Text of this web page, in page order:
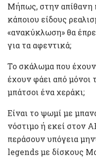
Μήπως, στην απίθανη
κάποιου είδους
«ανακύκλωση» θα
για τα αφεντικά;
Το σκάλωμα που έχουν
έχουν φάει από μόνοι
μπάτσοι ένα χεράκι;
Είναι το ψωμί με
νόστιμο ή εκεί στον
περάσουν υπόγεια
legends με δίσκους